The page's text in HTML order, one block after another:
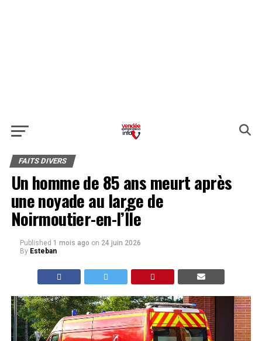
FAITS DIVERS
Un homme de 85 ans meurt après
une noyade au large de
Noirmoutier-en-l’Île
Published 1 mois ago on 24 juin 2026
By Esteban